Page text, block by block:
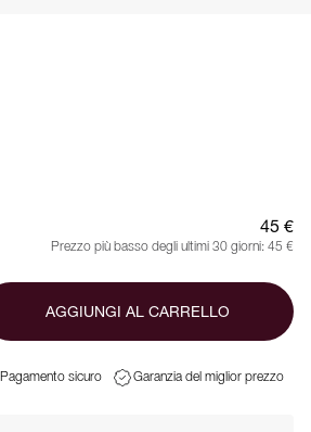
45 €
Prezzo più basso degli ultimi 30 giorni: 45 €
AGGIUNGI AL CARRELLO
Pagamento sicuro Garanzia del miglior prezzo